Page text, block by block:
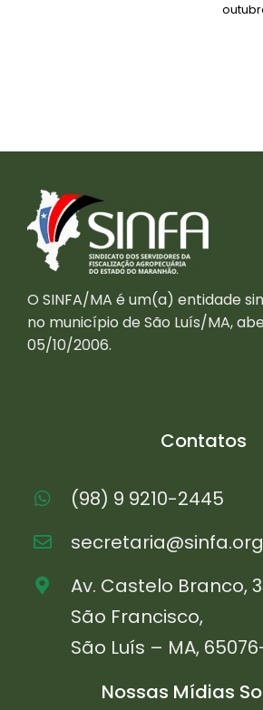
O SINFA/MA é um(a) entidade
no município de São Luís/MA,
05/10/2006.
Contatos
(98) 9 9210-2445
Av. Castelo Branco,
São Francisco,
São Luís – MA,
Nossas Mídias